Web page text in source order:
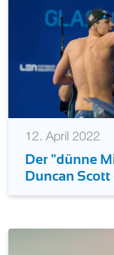
12. April 2022
Der "dünne
Duncan